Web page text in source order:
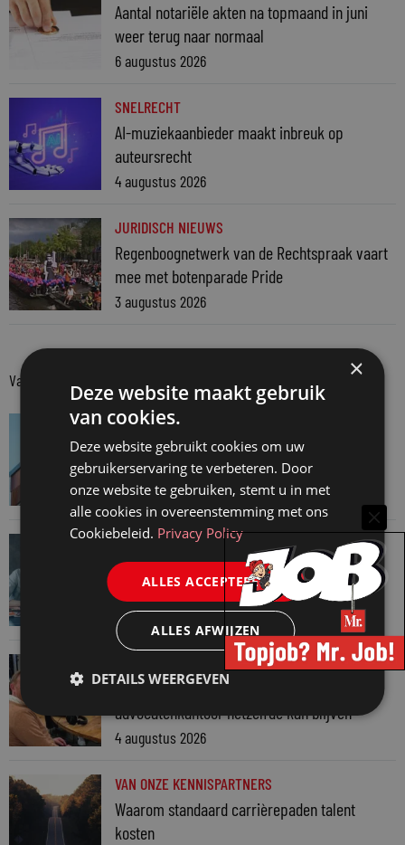
Aantal notariële akten na topmaand in juni
weer terug naar normaal
6 augustus 2026
SNELRECHT
AI-muziekaanbieder maakt inbreuk op
auteursrecht
4 augustus 2026
JURIDISCH NIEUWS
Regenboognetwerk van de Rechtspraak vaart
mee met botenparade Pride
3 augustus 2026
Van onze kennispartners
VAN ONZE KENNISPARTNERS
Van praktijk naar bewijs: hoe onderbouw je
keuzes tijdens een Wwft-audit?
7 augustus 2026
VAN ONZE KENNISPARTNERS
Werkdruk zegt meer dan urennormen
7 augustus 2026
VAN ONZE KENNISPARTNERS
Martin Woodward: waarom geen enkel
advocatenkantoor hetzelfde kan blijven
4 augustus 2026
VAN ONZE KENNISPARTNERS
Waarom standaard carrièrepaden talent
kosten
×
Deze website maakt gebruik
van cookies.
Deze website gebruikt cookies om uw
gebruikerservaring te verbeteren. Door
onze website te gebruiken, stemt u in met
alle cookies in overeenstemming met ons
Cookiebeleid. Privacy Policy
ALLES ACCEPTEREN
ALLES AFWIJZEN
DETAILS WEERGEVEN